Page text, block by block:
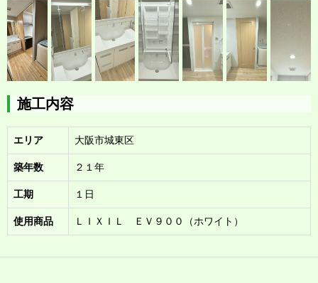
施工内容
エリア 大阪市城東区
築年数 ２１年
工期 １日
使用商品 ＬＩＸＩＬ ＥＶ９００（ホワイト）